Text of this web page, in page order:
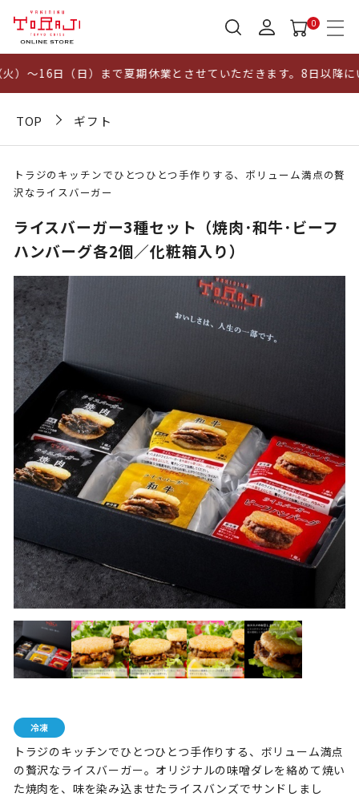
0
16日（日）まで夏期休業とさせていただきます。8日以降にい
TOP ギフト
トラジのキッチンでひとつひとつ手作りする、ボリューム満点の贅
沢なライスバーガー
ライスバーガー3種セット（焼肉･和牛･ビーフ
ハンバーグ各2個／化粧箱入り）
トラジのキッチンでひとつひとつ手作りする、ボリューム満点
の贅沢なライスバーガー。オリジナルの味噌ダレを絡めて焼い
た焼肉を、味を染み込ませたライスバンズでサンドしまし